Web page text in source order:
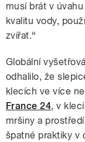
musí brát v
kvalitu vody,
zvířat.“
Globální
odhalilo, že
klecích ve více
France 24, v
mršiny a
špatné praktiky v